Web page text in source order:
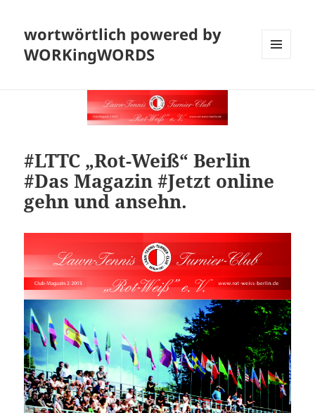
wortwörtlich powered by
WORKingWORDS
#LTTC „Rot-Weiß“ Berlin
#Das Magazin #Jetzt online
gehn und ansehn.